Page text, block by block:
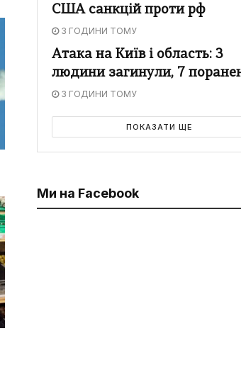
США санкцій проти рф
3 ГОДИНИ ТОМУ
Атака на Київ і область: 3
людини загинули, 7
3 ГОДИНИ ТОМУ
ПОКАЗАТИ ЩЕ
Ми на Facebook